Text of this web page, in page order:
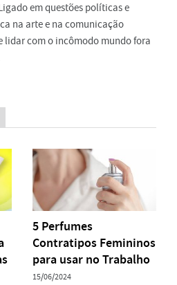
em questões políticas e
na arte e na comunicação
lidar com o incômodo mundo fora
5 Perfumes
Contratipos Femininos
para usar no Trabalho
15/06/2024